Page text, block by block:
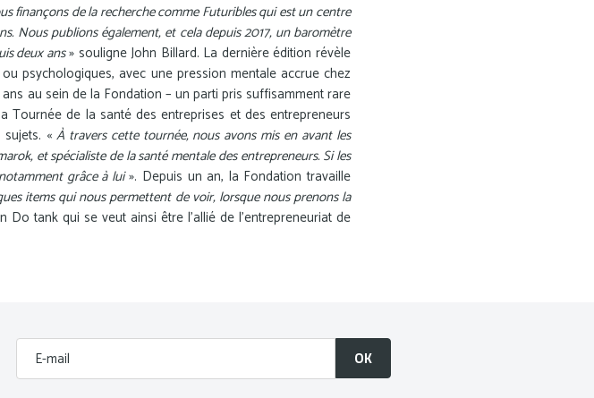
finançons de la recherche comme Futuribles qui est un centre
Nous publions également, et cela depuis 2017, un baromètre
deux ans» souligne John Billard. La dernière édition révèle
psychologiques, avec une pression mentale accrue chez
au sein de la Fondation – un parti pris suffisamment rare
Tournée de la santé des entreprises et des entrepreneurs
«À travers cette tournée, nous avons mis en avant les
et spécialiste de la santé mentale des entrepreneurs. Si les
grâce à lui». Depuis un an, la Fondation travaille
items qui nous permettent de voir, lorsque nous prenons la
Do tank qui se veut ainsi être l’allié de l’entrepreneuriat de